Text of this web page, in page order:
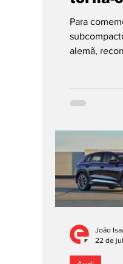
Para
alemã,
João
22 de